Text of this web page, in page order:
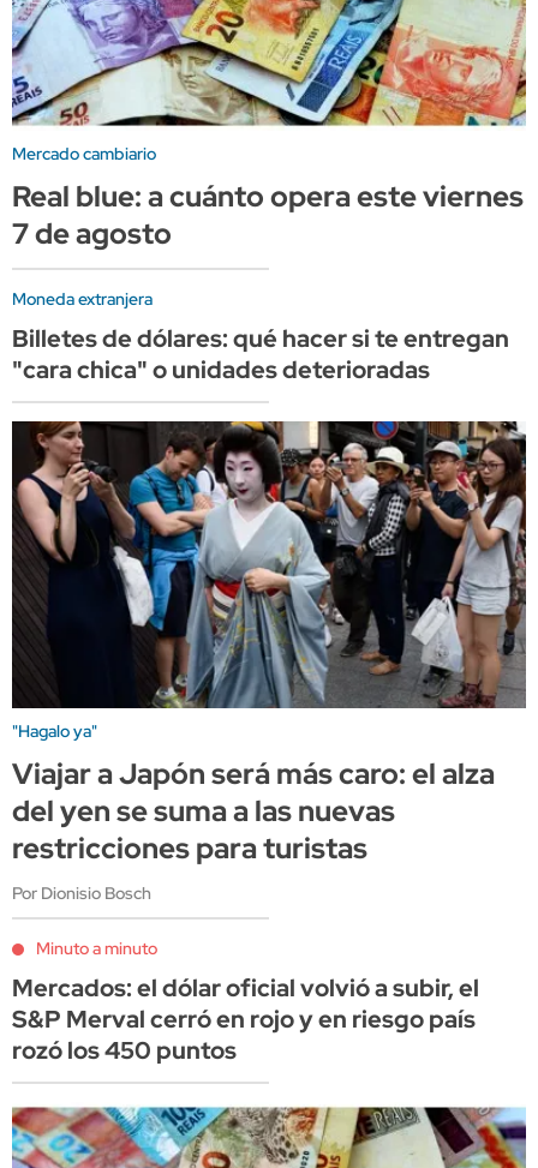
Mercado cambiario
Real blue: a cuánto opera este viernes
7 de agosto
Moneda extranjera
Billetes de dólares: qué hacer si te entregan
"cara chica" o unidades deterioradas
"Hagalo ya"
Viajar a Japón será más caro: el alza
del yen se suma a las nuevas
restricciones para turistas
Por Dionisio Bosch
Minuto a minuto
Mercados: el dólar oficial volvió a subir, el
S&P Merval cerró en rojo y en riesgo país
rozó los 450 puntos